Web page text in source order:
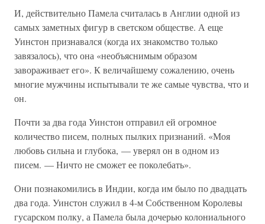
И, действительно Памела считалась в Англии одной из
самых заметных фигур в светском обществе. А еще
Уинстон признавался (когда их знакомство только
завязалось), что она «необъяснимым образом
завораживает его». К величайшему сожалению, очень
многие мужчины испытывали те же самые чувства, что и
он.
Почти за два года Уинстон отправил ей огромное
количество писем, полных пылких признаний. «Моя
любовь сильна и глубока, — уверял он в одном из
писем. — Ничто не сможет ее поколебать».
Они познакомились в Индии, когда им было по двадцать
два года. Уинстон служил в 4-м Собственном Королевы
гусарском полку, а Памела была дочерью колониального